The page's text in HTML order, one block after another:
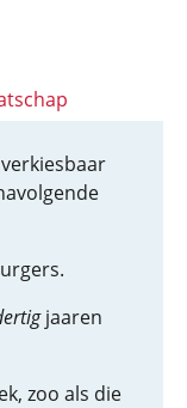
jaaren
zoo als die